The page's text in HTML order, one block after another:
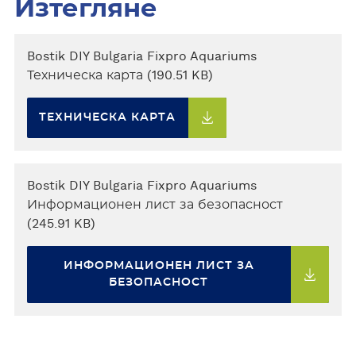
Изтегляне
Bostik DIY Bulgaria Fixpro Aquariums
Техническа карта (190.51 KB)
ТЕХНИЧЕСКА КАРТА
Bostik DIY Bulgaria Fixpro Aquariums
Информационен лист за безопасност
(245.91 KB)
ИНФОРМАЦИОНЕН ЛИСТ ЗА
БЕЗОПАСНОСТ